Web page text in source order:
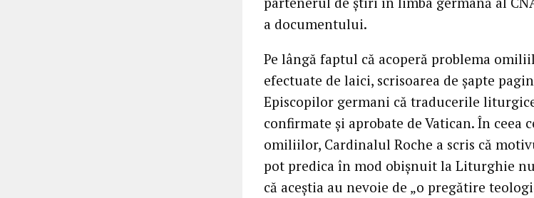
a documentului.
Pe lângă faptul că acoperă problema
efectuate de laici, scrisoarea de șapte
Episcopilor germani că traducerile
confirmate și aprobate de Vatican. În ceea
omiliilor, Cardinalul Roche a scris că
pot predica în mod obișnuit la Liturghie
că aceștia au nevoie de „o pregătire